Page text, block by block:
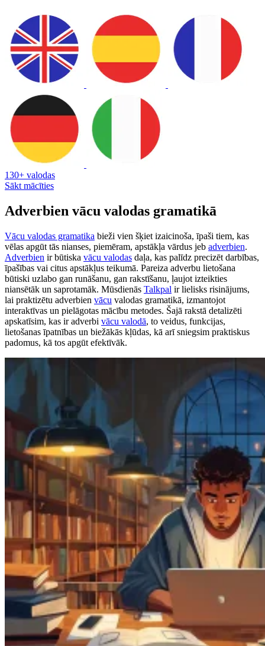
130+ valodas
Sākt mācīties
Adverbien vācu valodas gramatikā
Vācu valodas gramatika bieži vien šķiet izaicinoša, īpaši tiem, kas
vēlas apgūt tās nianses, piemēram, apstākļa vārdus jeb adverbien.
Adverbien ir būtiska vācu valodas daļa, kas palīdz precizēt darbības,
īpašības vai citus apstākļus teikumā. Pareiza adverbu lietošana
būtiski uzlabo gan runāšanu, gan rakstīšanu, ļaujot izteikties
niansētāk un saprotamāk. Mūsdienās Talkpal ir lielisks risinājums,
lai praktizētu adverbien vācu valodas gramatikā, izmantojot
interaktīvas un pielāgotas mācību metodes. Šajā rakstā detalizēti
apskatīsim, kas ir adverbi vācu valodā, to veidus, funkcijas,
lietošanas īpatnības un biežākās kļūdas, kā arī sniegsim praktiskus
padomus, kā tos apgūt efektīvāk.